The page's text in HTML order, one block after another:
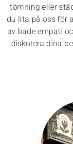
tömning eller
du lita på oss för
av både empati
diskutera dina